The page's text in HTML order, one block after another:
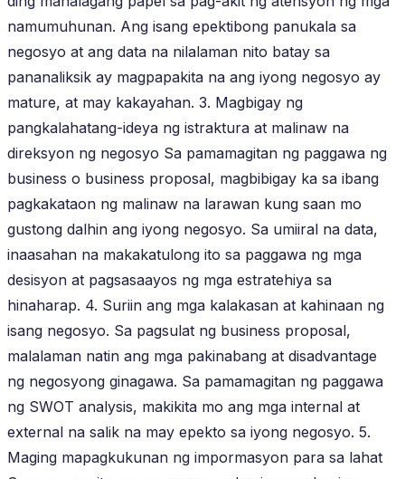
namumuhunan. Ang isang epektibong panukala sa
negosyo at ang data na nilalaman nito batay sa
pananaliksik ay magpapakita na ang iyong negosyo ay
mature, at may kakayahan. 3. Magbigay ng
pangkalahatang-ideya ng istraktura at malinaw na
direksyon ng negosyo Sa pamamagitan ng paggawa ng
business o business proposal, magbibigay ka sa ibang
pagkakataon ng malinaw na larawan kung saan mo
gustong dalhin ang iyong negosyo. Sa umiiral na data,
inaasahan na makakatulong ito sa paggawa ng mga
desisyon at pagsasaayos ng mga estratehiya sa
hinaharap. 4. Suriin ang mga kalakasan at kahinaan ng
isang negosyo. Sa pagsulat ng business proposal,
malalaman natin ang mga pakinabang at disadvantage
ng negosyong ginagawa. Sa pamamagitan ng paggawa
ng SWOT analysis, makikita mo ang mga internal at
external na salik na may epekto sa iyong negosyo. 5.
Maging mapagkukunan ng impormasyon para sa lahat